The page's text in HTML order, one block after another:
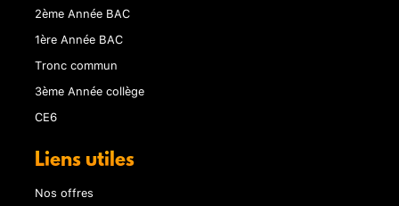
2ème Année BAC
1ère Année BAC
Tronc commun
3ème Année collège
CE6
Liens utiles
Nos offres